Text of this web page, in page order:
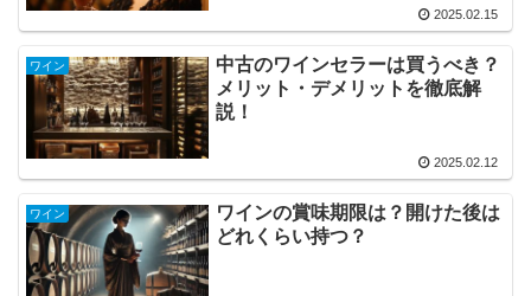
2025.02.15
ワイン
中古のワインセラーは買うべき？
メリット・デメリットを徹底解
説！
2025.02.12
ワイン
ワインの賞味期限は？開けた後は
どれくらい持つ？